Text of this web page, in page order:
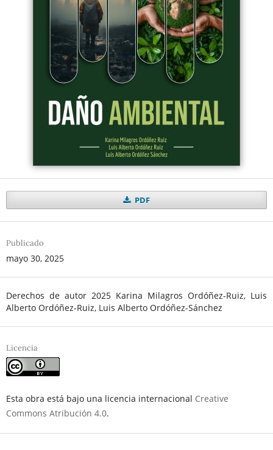
PDF
Publicado
mayo 30, 2025
Derechos de autor 2025 Karina Milagros Ordóñez-Ruiz, Luis
Alberto Ordóñez-Ruiz, Luis Alberto Ordóñez-Sánchez
Licencia
Esta obra está bajo una licencia internacional Creative
Commons Atribución 4.0.